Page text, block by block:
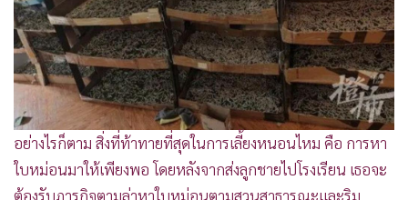
อย่างไรก็ตาม สิ่งที่ท้าทายที่สุดในการเลี้ยงหนอนไหม คือ การหา
ใบหม่อนมาให้เพียงพอ โดยหลังจากส่งลูกชายไปโรงเรียน เธอจะ
ต้องรับภารกิจตามล่าหาใบหม่อนตามสวนสาธารณะและริม